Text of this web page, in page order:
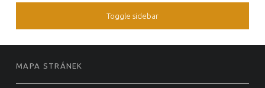
Toggle sidebar
MAPA STRÁNEK